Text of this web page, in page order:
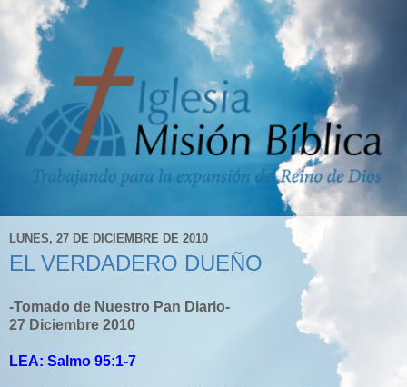
LUNES, 27 DE DICIEMBRE DE 2010
EL VERDADERO DUEÑO
-Tomado de Nuestro Pan Diario-
27 Diciembre 2010
LEA: Salmo 95:1-7